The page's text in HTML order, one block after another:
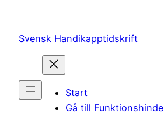
innehåll
Svensk Handikapptidskrift
Start
Gå till